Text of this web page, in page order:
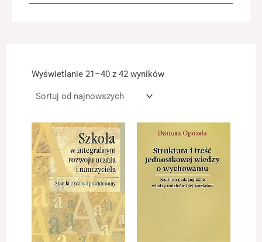
Wyświetlanie 21–40 z 42 wynikówwedług
Konieczne
Te pliki cookie
nie są
opcjonalne. Są
one potrzebne
do
funkcjonowania